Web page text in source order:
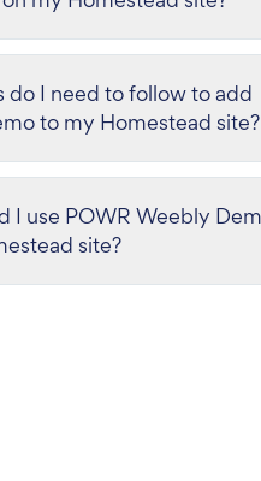
do I need to follow to add
to my Homestead site?
I use POWR Weebly
site?